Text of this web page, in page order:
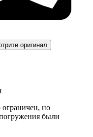
оригинал
но
были